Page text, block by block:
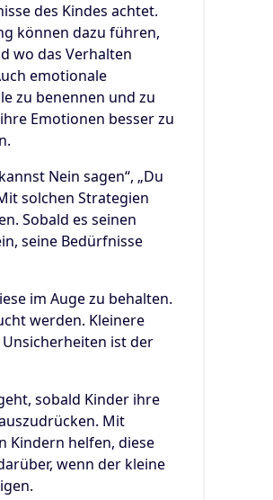
des Kindes achtet.
können dazu führen,
wo das Verhalten
emotionale
zu benennen und zu
Emotionen besser zu
Nein sagen“, „Du
solchen Strategien
Sobald es seinen
seine Bedürfnisse
im Auge zu behalten.
werden. Kleinere
ist der
sobald Kinder ihre
Mit
Kindern helfen, diese
wenn der kleine